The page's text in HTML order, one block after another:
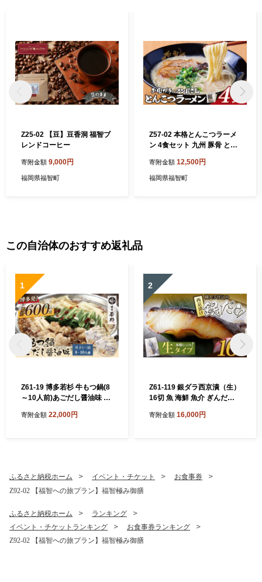
Z25-02 【豆】豆香洞 福智ブ
レンドコーヒー
寄附金額 9,000円
福岡県福智町
Z57-02 本格とんこつラーメ
ン 4食セット 九州 豚骨 とん
ランチ 濃厚 コク 常温 便利
福岡 博多 グルメ 名物 細麺
寄附金額 12,500円
福岡県福智町
この自治体のおすすめ返礼品
1
Z61-19 博多若杉 牛もつ鍋(8
～10人前)あごだし醤油味 累
モン 肉 鍋 福岡 博多 もつ鍋
ぽん 大容量
寄附金額 22,000円
2
Z61-119 銀ダラ西京漬（生）
16切 魚 海鮮 魚介 ぎんだら
寄附金額 16,000円
ふるさと納税ホーム イベント・チケット
お食事券
Z92-02 【福智への旅プラン】福智極み御膳
ふるさと納税ホーム
ランキング
イベント・チケットランキング
お食事券ランキング
Z92-02 【福智への旅プラン】福智極み御膳